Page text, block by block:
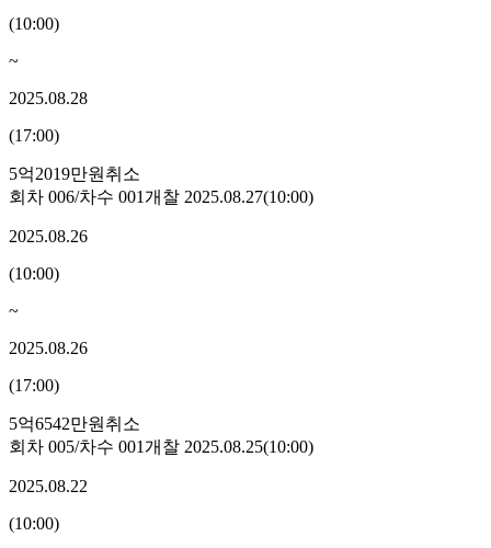
(10:00)
~
2025.08.28
(17:00)
5억2019만원 취소
회차 006/차수 001개찰 2025.08.27(10:00)
2025.08.26
(10:00)
~
2025.08.26
(17:00)
5억6542만원 취소
회차 005/차수 001개찰 2025.08.25(10:00)
2025.08.22
(10:00)